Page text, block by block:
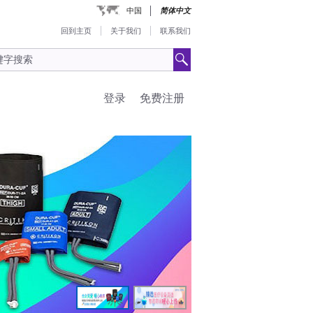
中国 简体中文
回到主页 关于我们 联系我们
免费注册
登录